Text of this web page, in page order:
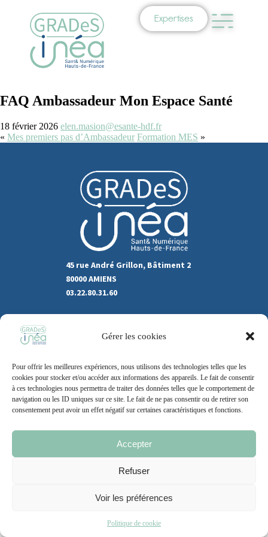
Gérer les cookies
Pour offrir les meilleures expériences, nous utilisons des technologies telles que les
cookies pour stocker et/ou accéder aux informations des appareils. Le fait de consentir
à ces technologies nous permettra de traiter des données telles que le comportement de
navigation ou les ID uniques sur ce site. Le fait de ne pas consentir ou de retirer son
consentement peut avoir un effet négatif sur certaines caractéristiques et fonctions.
Accepter
Refuser
Voir les préférences
Politique de cookie
Expertises
FAQ Ambassadeur Mon Espace Santé
18 février 2026 elen.masion@esante-hdf.fr
« Mes premiers pas d’Ambassadeur Formation MES »
45 rue André Grillon, Bâtiment 2
80000 AMIENS
03.22.80.31.60
Marchés publics
Recrutement
Contact
Mentions légales Politique de cookie CGU